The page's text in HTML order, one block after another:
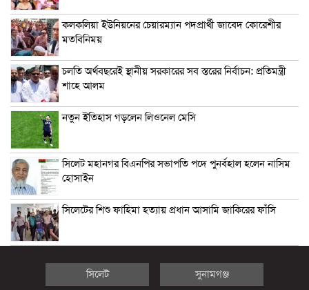
কলকলিয়া ইউনিয়নের চেয়ারম্যান পদপ্রার্থী জাবেদ কোরেশীর
মতবিনিময়
চলতি অর্থবছরেই স্থানীয় সরকারের সব স্তরের নির্বাচন: প্রতিমন্ত্রী
শাহে আলম
নতুন ইতিহাস গড়লেন লিওনেল মেসি
সিলেট মহানগর বিএনপির সভাপতি পদে পুনর্বহাল হলেন নাসিম
হোসাইন
সিলেটের শিশু ফাহিমা হত্যায় প্রধান আসামি জাকিরের ফাঁসি
সিলেট সুনামগঞ্জ